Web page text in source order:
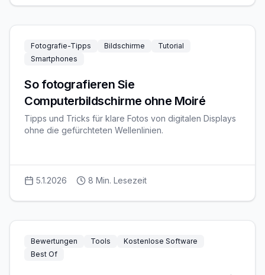
Fotografie-Tipps Bildschirme
Tutorial
Smartphones
So fotografieren Sie
Computerbildschirme ohne Moiré
Tipps und Tricks für klare Fotos von digitalen Displays
ohne die gefürchteten Wellenlinien.
5.1.2026 8 Min. Lesezeit
Bewertungen Tools
Kostenlose Software
Best Of